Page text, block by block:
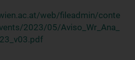
web/fileadmin/conte
2023/05/Aviso_Wr_Ana_